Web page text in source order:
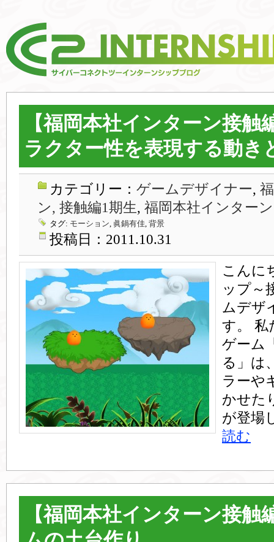
【福岡本社インターン接触
ラクター性を表現する動き
カテゴリー： ゲームデザイナー,
ン, 接触編1期生, 福岡本社インターン
タグ: モーション, 眞鍋有佳, 背景
投稿日：2011.10.31
こんに
ップ～
ムデザ
す。 私
ゲーム
る」は
ラーや
かせた
が登場
読む
【福岡本社インターン接触